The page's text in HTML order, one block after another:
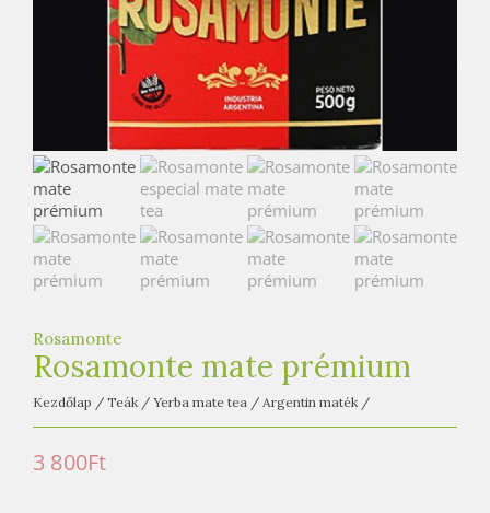
á
z
Rosamonte
Rosamonte mate prémium
Kezdőlap / Teák / Yerba mate tea / Argentin maték /
3 800Ft